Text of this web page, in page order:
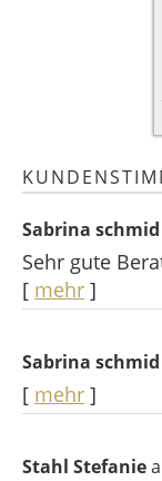
Sabrina schmid
Sehr gute
[ mehr ]
Sabrina schmid
[ mehr ]
Stahl Stefanie